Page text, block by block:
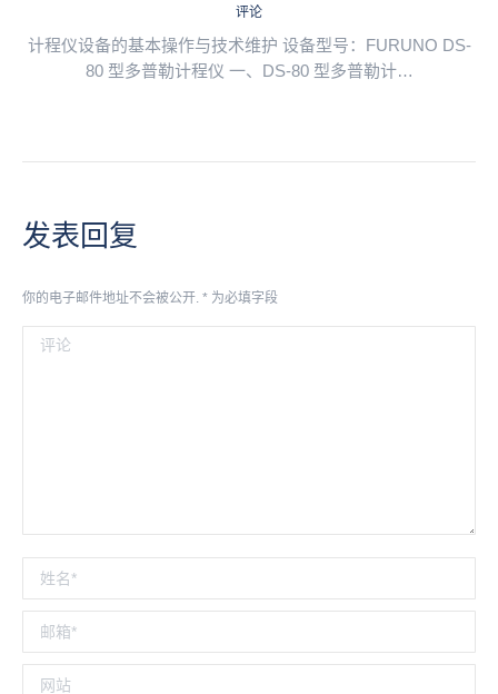
评论
计程仪设备的基本操作与技术维护 设备型号：FURUNO DS-
80 型多普勒计程仪 一、DS-80 型多普勒计…
发表回复
你的电子邮件地址不会被公开. * 为必填字段
评论
姓名 *
邮箱 *
网站